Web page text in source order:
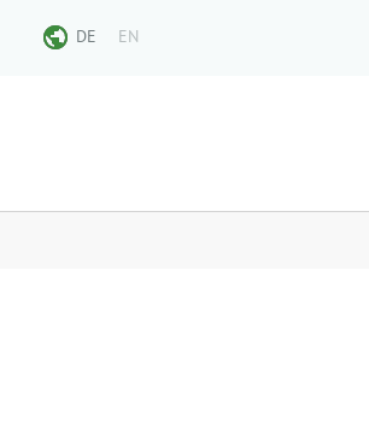
DE EN